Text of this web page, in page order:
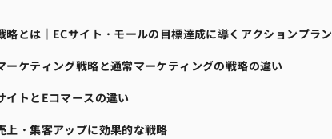
略とは｜ECサイト・モールの目標達成に導くアクションプラン
ーケティング戦略と通常マーケティングの戦略の違い
イトとEコマースの違い
上・集客アップに効果的な戦略